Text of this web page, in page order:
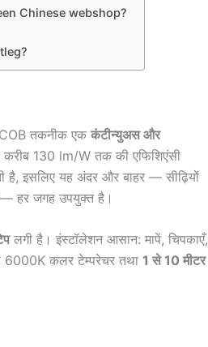
Chinese webshop?
तकनीक एक कंटीन्युअस और
130 lm/W तक की एफिशिएंसी
है, इसलिए यह अंदर और बाहर — सीढ़ियों
— हर जगह उपयुक्त है।
लगी है। इंस्टॉलेशन आसान: मापें, चिपकाएँ,
कलर टेम्परेचर तथा 1 से 10 मीटर